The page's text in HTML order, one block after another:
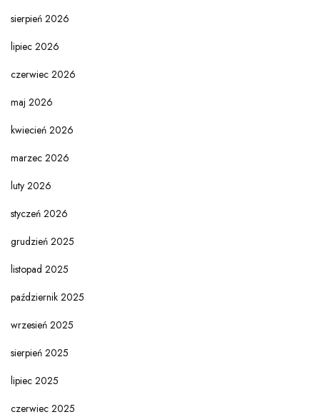
sierpień 2026
lipiec 2026
czerwiec 2026
maj 2026
kwiecień 2026
marzec 2026
luty 2026
styczeń 2026
grudzień 2025
listopad 2025
październik 2025
wrzesień 2025
sierpień 2025
lipiec 2025
czerwiec 2025